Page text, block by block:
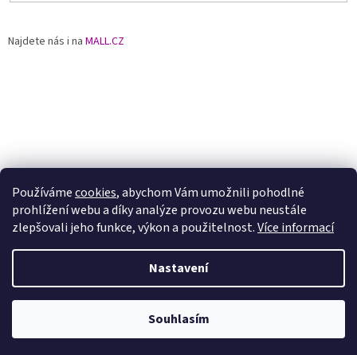
Používámecookies, abychom Vám umožnili pohodlné
prohlížení webu a díky analýze provozu webu neustále
zlepšovali jeho funkce, výkon a použitelnost.Více informací
Nastavení
Souhlasím
Najdete nás i na MALL.CZ
Vytvořil Shoptet
JEWSTONE. Všechna práva vyhrazena.